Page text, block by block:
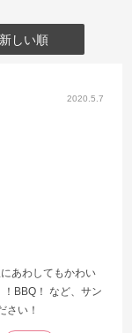
しい順
2020.5.7
あわしてもかわい
BBQ！ など、サン
さい！